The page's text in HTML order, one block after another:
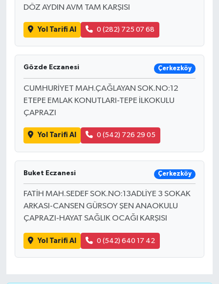
DÖZ AYDIN AVM TAM KARŞISI
Yol Tarifi Al 0 (282) 725 07 68
Gözde Eczanesi Çerkezköy
CUMHURİYET MAH.ÇAĞLAYAN SOK.NO:12
ETEPE EMLAK KONUTLARI-TEPE İLKOKULU
ÇAPRAZI
Yol Tarifi Al 0 (542) 726 29 05
Buket Eczanesi Çerkezköy
FATİH MAH.SEDEF SOK.NO:13ADLİYE 3 SOKAK
ARKASI-CANSEN GÜRSOY ŞEN ANAOKULU
ÇAPRAZI-HAYAT SAĞLIK OCAĞI KARŞISI
Yol Tarifi Al 0 (542) 640 17 42